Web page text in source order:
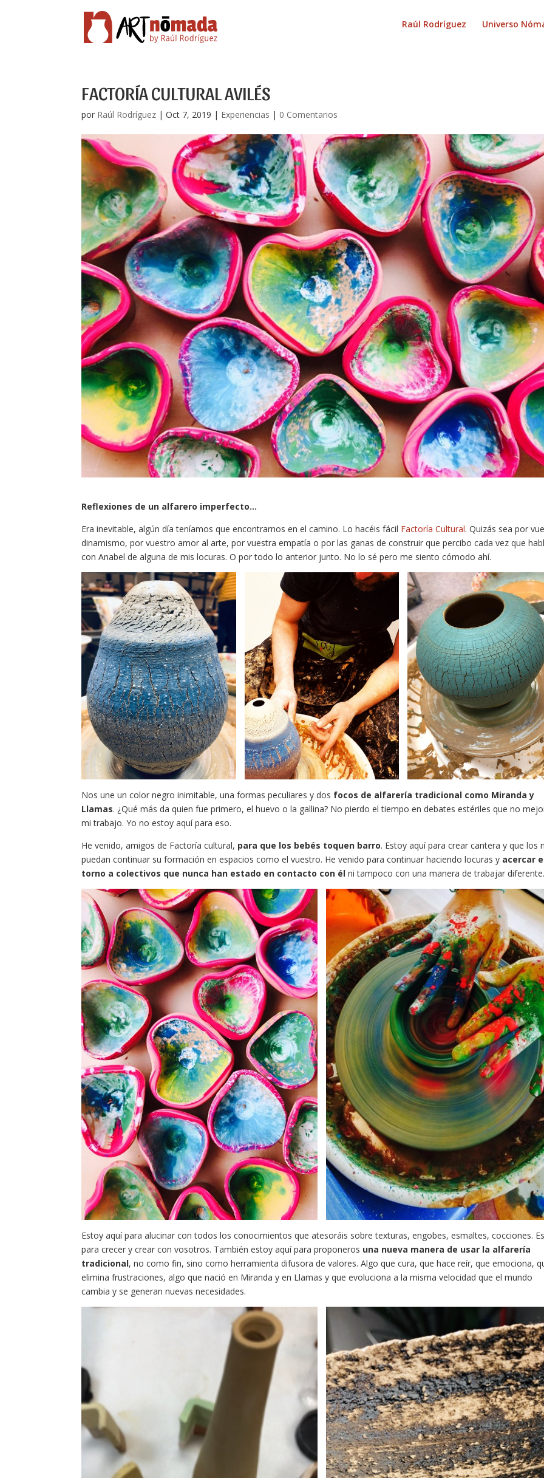
Raúl Rodríguez Universo
FACTORÍA CULTURAL AVILÉS
por Raúl Rodríguez |Oct 7, 2019 | Experiencias | 0 Comentarios
Reflexiones de un alfarero imperfecto…
Era inevitable, algún día teníamos que encontrarnos en el camino. Lo hacéis fácil Factoría Cultural. Quizás sea por
dinamismo, por vuestro amor al arte, por vuestra empatía o por las ganas de construir que percibo cada vez que
con Anabel de alguna de mis locuras. O por todo lo anterior junto. No lo sé pero me siento cómodo ahí.
Nos une un color negro inimitable, una formas peculiares y dos focos de alfarería tradicional como Miranda y
Llamas. ¿Qué más da quien fue primero, el huevo o la gallina? No pierdo el tiempo en debates estériles que no
mi trabajo. Yo no estoy aquí para eso.
He venido, amigos de Factoría cultural, para que los bebés toquen barro. Estoy aquí para crear cantera y que los
puedan continuar su formación en espacios como el vuestro. He venido para continuar haciendo locuras y acercar
torno a colectivos que nunca han estado en contacto con él ni tampoco con una manera de trabajar
Estoy aquí para alucinar con todos los conocimientos que atesoráis sobre texturas, engobes, esmaltes, cocciones.
para crecer y crear con vosotros. También estoy aquí para proponeros una nueva manera de usar la alfarería
tradicional, no como fin, sino como herramienta difusora de valores. Algo que cura, que hace reír, que emociona,
elimina frustraciones, algo que nació en Miranda y en Llamas y que evoluciona a la misma velocidad que el mundo
cambia y se generan nuevas necesidades.